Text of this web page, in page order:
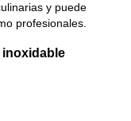
y puede
profesionales.
inoxidable